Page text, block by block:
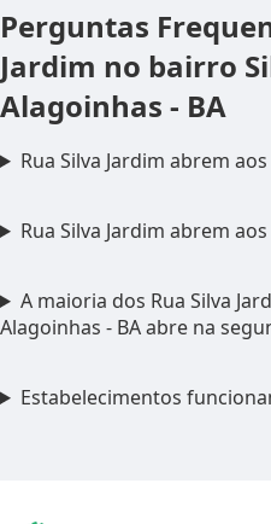
Perguntas
Jardim no bairro
Alagoinhas - BA
Rua Silva Jardim abrem
Rua Silva Jardim abrem
A maioria dos Rua Silva
Alagoinhas - BA abre na
Estabelecimentos